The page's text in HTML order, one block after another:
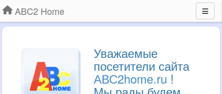
ABC2 Home
Уважаемые
посетители сайта
АВС2home.ru !